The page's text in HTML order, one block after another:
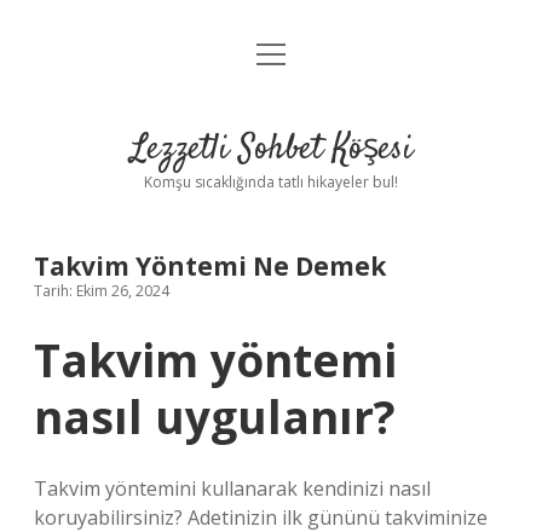
Anasayfa
Yasal Uyarı
menüyü
Lezzetli Sohbet Köşesi
Komşu sıcaklığında tatlı hikayeler bul!
Takvim Yöntemi Ne Demek
Tarih: Ekim 26, 2024
Takvim yöntemi
nasıl uygulanır?
Takvim yöntemini kullanarak kendinizi nasıl
koruyabilirsiniz? Adetinizin ilk gününü takviminize